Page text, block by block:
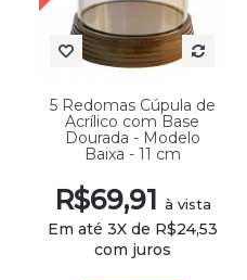
5 Redomas Cúpula de
Acrílico com Base
Dourada - Modelo
Baixa - 11 cm
R$69,91 à vista
Em até 3X de R$24,53
com juros